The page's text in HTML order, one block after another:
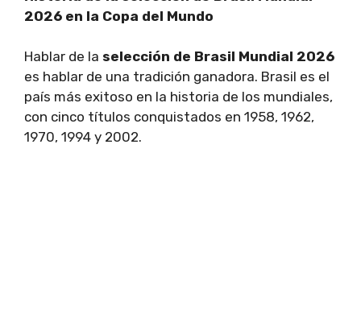
2026 en la Copa del Mundo
Hablar de la selección de Brasil Mundial 2026
es hablar de una tradición ganadora. Brasil es el
país más exitoso en la historia de los mundiales,
con cinco títulos conquistados en 1958, 1962,
1970, 1994 y 2002.